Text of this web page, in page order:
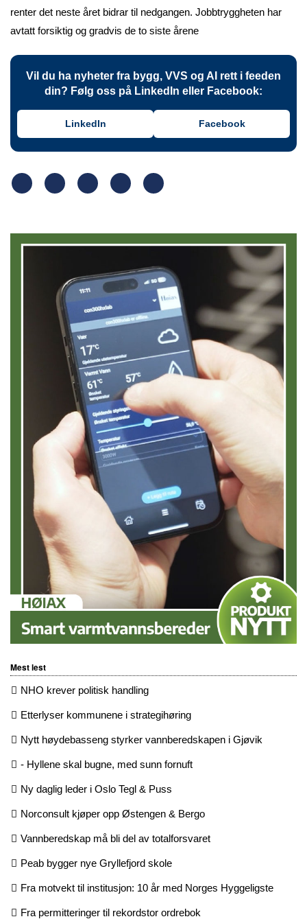
renter det neste året bidrar til nedgangen. Jobbtryggheten har
avtatt forsiktig og gradvis de to siste årene
Vil du ha nyheter fra bygg, VVS og AI rett i feeden
din? Følg oss på LinkedIn eller Facebook:
LinkedIn Facebook
Mest lest
NHO krever politisk handling
Etterlyser kommunene i strategihøring
Nytt høydebasseng styrker vannberedskapen i Gjøvik
- Hyllene skal bugne, med sunn fornuft
Ny daglig leder i Oslo Tegl & Puss
Norconsult kjøper opp Østengen & Bergo
Vannberedskap må bli del av totalforsvaret
Peab bygger nye Gryllefjord skole
Fra motvekt til institusjon: 10 år med Norges Hyggeligste
Fra permitteringer til rekordstor ordrebok